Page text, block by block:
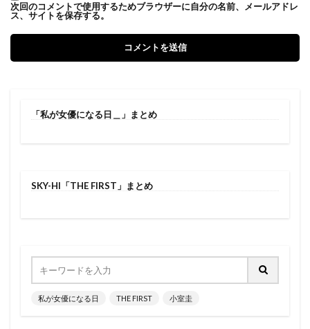
次回のコメントで使用するためブラウザーに自分の名前、メールアドレ
ス、サイトを保存する。
「私が女優になる日＿」まとめ
SKY-HI「THE FIRST」まとめ
私が女優になる日 THE FIRST 小室圭